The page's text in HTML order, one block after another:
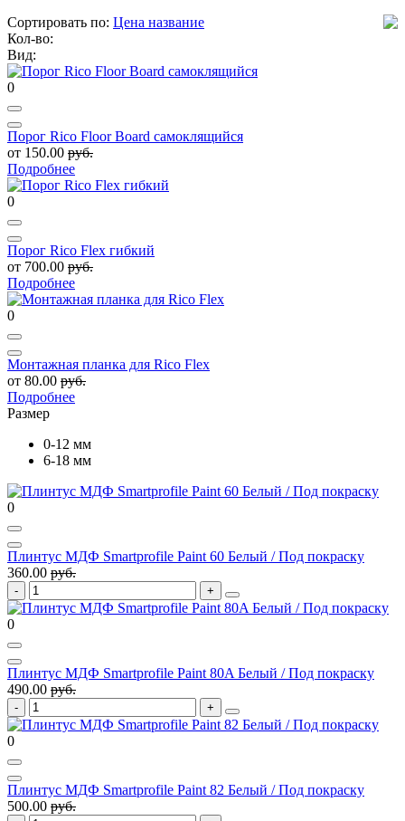
Сортировать по: Цена название
Кол-во:
Вид:
0
Порог Rico Floor Board самоклящийся
от 150.00 руб.
Подробнее
0
Порог Rico Flex гибкий
от 700.00 руб.
Подробнее
0
Монтажная планка для Rico Flex
от 80.00 руб.
Подробнее
Размер
0-12 мм
6-18 мм
0
Плинтус МДФ Smartprofile Paint 60 Белый / Под покраску
360.00 руб.
0
Плинтус МДФ Smartprofile Paint 80A Белый / Под покраску
490.00 руб.
0
Плинтус МДФ Smartprofile Paint 82 Белый / Под покраску
500.00 руб.